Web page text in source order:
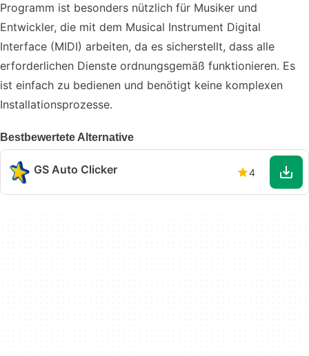
Programm ist besonders nützlich für Musiker und
Entwickler, die mit dem Musical Instrument Digital
Interface (MIDI) arbeiten, da es sicherstellt, dass alle
erforderlichen Dienste ordnungsgemäß funktionieren. Es
ist einfach zu bedienen und benötigt keine komplexen
Installationsprozesse.
Bestbewertete Alternative
GS Auto Clicker 4